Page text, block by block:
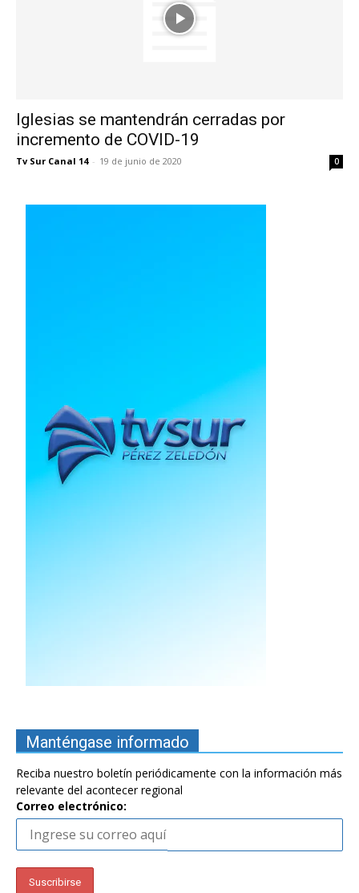
Iglesias se mantendrán cerradas por
incremento de COVID-19
Tv Sur Canal 14 - 19 de junio de 2020 0
Manténgase informado
Reciba nuestro boletín periódicamente con la información más
relevante del acontecer regional
Correo electrónico: